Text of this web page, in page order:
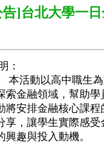
]台北大學一
：
本活動以高中職生
索金融領域，幫助
將安排金融核心課
享，讓學生實際感
興趣與投入動機。